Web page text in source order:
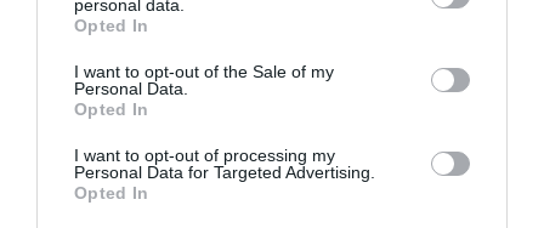
grant or deny consent to Google and its third-party tags to
use your data for below specified purposes in below Google
consent section.
personal data.
Opted In
I want to opt-out of the Sale of my
Personal Data.
Opted In
I want to opt-out of processing my
Personal Data for Targeted Advertising.
Opted In